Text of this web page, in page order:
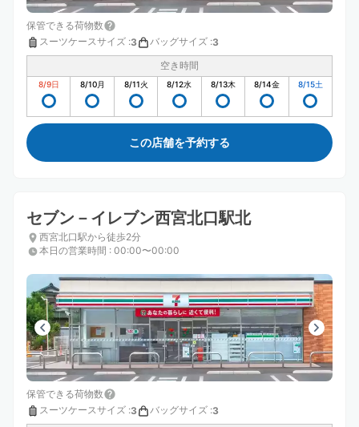
保管できる荷物数
スーツケースサイズ :3 バッグサイズ :3
空き時間
8/9日 8/10月 8/11火 8/12水 8/13木 8/14金 8/15土
この店舗を予約する
セブン－イレブン西宮北口駅北
西宮北口駅から徒歩2分
本日の営業時間 : 00:00〜00:00
保管できる荷物数
スーツケースサイズ :3 バッグサイズ :3